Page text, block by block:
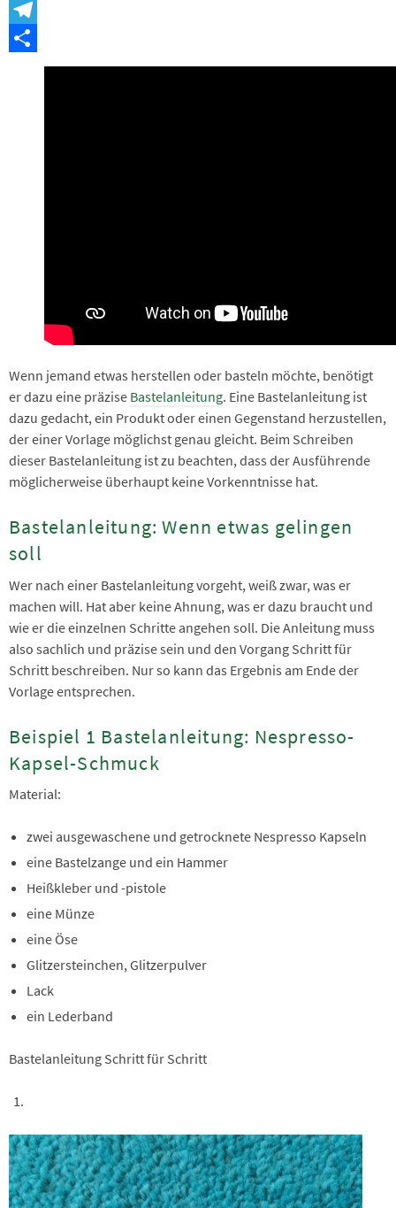
Snapchat
Telegram
Teilen
Wenn jemand etwas herstellen oder basteln möchte, benötigt
er dazu eine präzise Bastelanleitung. Eine Bastelanleitung ist
dazu gedacht, ein Produkt oder einen Gegenstand herzustellen,
der einer Vorlage möglichst genau gleicht. Beim Schreiben
dieser Bastelanleitung ist zu beachten, dass der Ausführende
möglicherweise überhaupt keine Vorkenntnisse hat.
Bastelanleitung: Wenn etwas gelingen
soll
Wer nach einer Bastelanleitung vorgeht, weiß zwar, was er
machen will. Hat aber keine Ahnung, was er dazu braucht und
wie er die einzelnen Schritte angehen soll. Die Anleitung muss
also sachlich und präzise sein und den Vorgang Schritt für
Schritt beschreiben. Nur so kann das Ergebnis am Ende der
Vorlage entsprechen.
Beispiel 1 Bastelanleitung: Nespresso-
Kapsel-Schmuck
Material:
zwei ausgewaschene und getrocknete Nespresso Kapseln
eine Bastelzange und ein Hammer
Heißkleber und -pistole
eine Münze
eine Öse
Glitzersteinchen, Glitzerpulver
Lack
ein Lederband
Bastelanleitung Schritt für Schritt